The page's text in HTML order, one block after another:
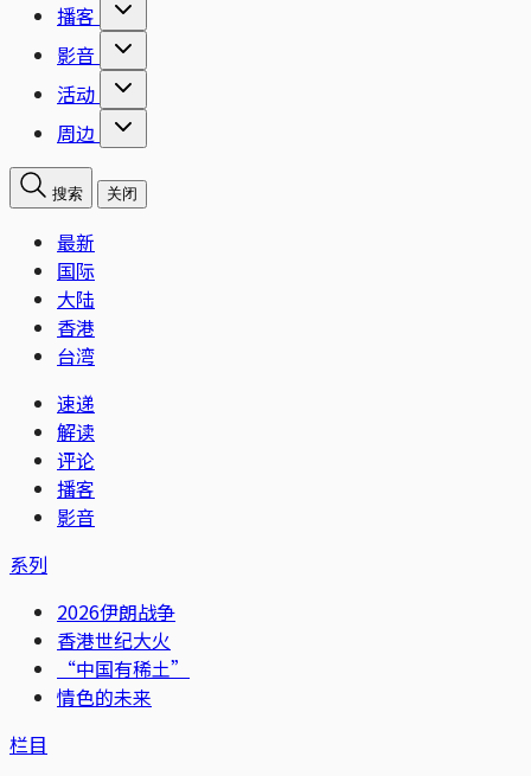
播客
影音
活动
周边
搜索 关闭
最新
国际
大陆
香港
台湾
速递
解读
评论
播客
影音
系列
2026伊朗战争
香港世纪大火
“中国有稀土”
情色的未来
栏目